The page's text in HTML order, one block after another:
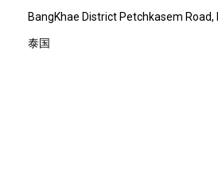
BangKhae District Petchkasem
泰国